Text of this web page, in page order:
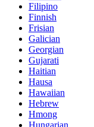
Filipino
Finnish
Frisian
Galician
Georgian
Gujarati
Haitian
Hausa
Hawaiian
Hebrew
Hmong
Hungarian